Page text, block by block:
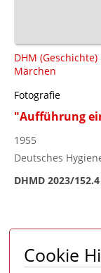
DHM (Geschichte)
Märchen
Fotografie
"Aufführung
1955
Deutsches
DHMD 2023/152.4
Seite 1 von 2
Cookie